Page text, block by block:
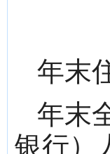
年末
年末
银行）